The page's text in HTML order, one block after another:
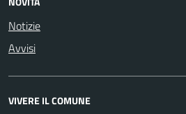
Notizie
Avvisi
VIVERE IL COMUNE